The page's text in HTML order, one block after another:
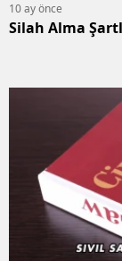
10 ay önce
Silah Alma